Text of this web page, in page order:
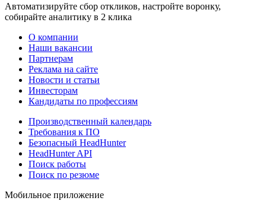
Автоматизируйте сбор откликов, настройте воронку,
собирайте аналитику в 2 клика
О компании
Наши вакансии
Партнерам
Реклама на сайте
Новости и статьи
Инвесторам
Кандидаты по профессиям
Производственный календарь
Требования к ПО
Безопасный HeadHunter
HeadHunter API
Поиск работы
Поиск по резюме
Мобильное приложение